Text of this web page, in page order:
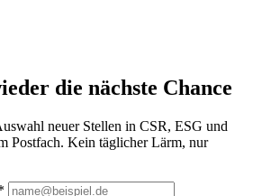
die nächste Chance
neuer Stellen in CSR, ESG und
Postfach. Kein täglicher Lärm, nur